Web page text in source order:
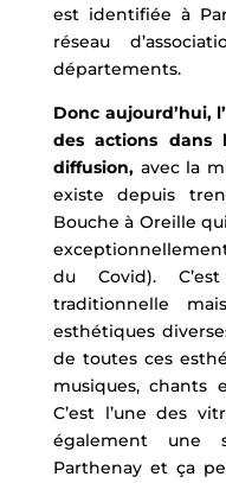
est identifiée à
réseau
départements.
Donc aujourd’hui,
des actions dans
diffusion,avec la
existe depuis
Bouche à Oreille
du Covid).
traditionnelle
esthétiques
de toutes ces
musiques, chants
C’est l’une des
également une
Parthenay et ça